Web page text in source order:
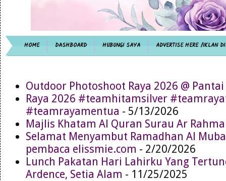
HOME DASHBOARD HUBUNGI SAYA ADVERTISE HERE /IKLAN
Outdoor Photoshoot Raya 2026 @ Pantai
Raya 2026 #teamhitamsilver
#teamrayamentua - 5/13/2026
Majlis Khatam Al Quran Surau Ar
Selamat Menyambut Ramadhan Al
pembaca elissmie.com - 2/20/2026
Lunch Pakatan Hari Lahirku Yang
Ardence, Setia Alam - 11/25/2025